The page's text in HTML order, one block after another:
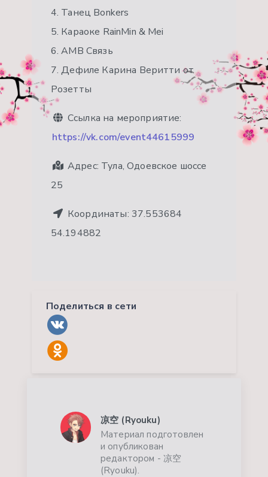
4. Танец Bonkers
5. Караоке RainMin & Mei
6. АМВ Связь
7. Дефиле Карина Веритти от
Розетты
Ссылка на мероприятие:
https://vk.com/event44615999
Адрес: Тула, Одоевское шоссе
25
Координаты: 37.553684
54.194882
Поделиться в сети
凉空 (Ryouku)
Материал подготовлен
и опубликован
редактором - 凉空
(Ryouku).